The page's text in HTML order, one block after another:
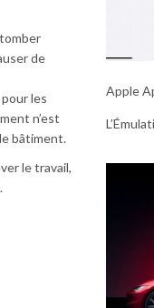
de
les
n’est
bâtiment.
le travail,
Apple